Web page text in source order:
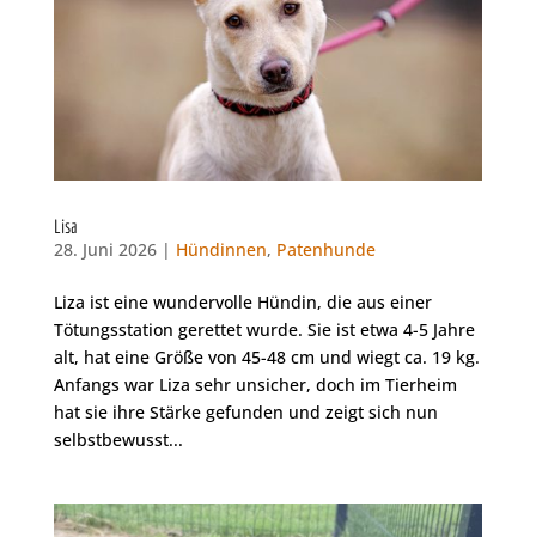
Lisa
28. Juni 2026 | Hündinnen, Patenhunde
Liza ist eine wundervolle Hündin, die aus einer
Tötungsstation gerettet wurde. Sie ist etwa 4-5 Jahre
alt, hat eine Größe von 45-48 cm und wiegt ca. 19 kg.
Anfangs war Liza sehr unsicher, doch im Tierheim
hat sie ihre Stärke gefunden und zeigt sich nun
selbstbewusst...